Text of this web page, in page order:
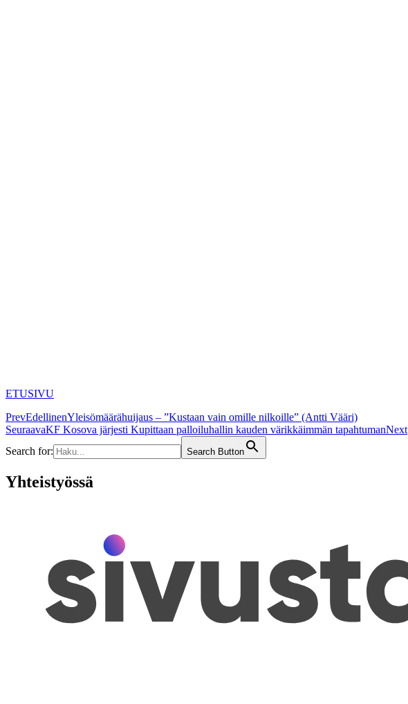
ETUSIVU
PrevEdellinenYleisömäärähuijaus – ”Kustaan vain omille nilkoille” (Antti Vääri)
SeuraavaKF Kosova järjesti Kupittaan palloiluhallin kauden värikkäimmän tapahtumanNext
Search for:
Search Button
Yhteistyössä